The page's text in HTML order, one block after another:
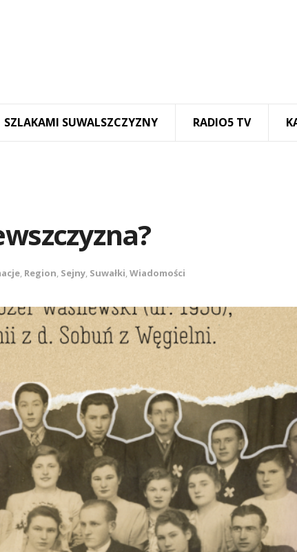
SZLAKAMI SUWALSZCZYZNY RADIO5 TV
, Region, Sejny, Suwałki,Wiadomości